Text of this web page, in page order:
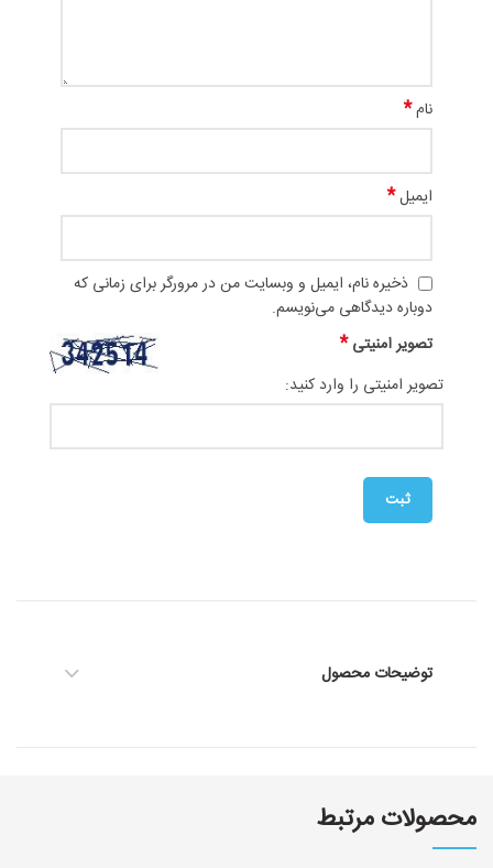
نام*
ایمیل*
ذخیره نام، ایمیل و وبسایت من در مرورگر برای زمانی که
دوباره دیدگاهی می‌نویسم.
تصویر امنیتی*
تصویر امنیتی را وارد کنید:
توضیحات محصول
محصولات مرتبط